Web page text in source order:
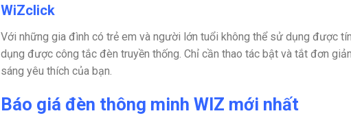
WiZclick
Với những gia đình có trẻ em và người lớn tuổi không thể sử dụng được
dụng được công tắc đèn truyền thống. Chỉ cần thao tác bật và tắt đơn
sáng yêu thích của bạn.
Báo giá đèn thông minh WIZ mới nhất